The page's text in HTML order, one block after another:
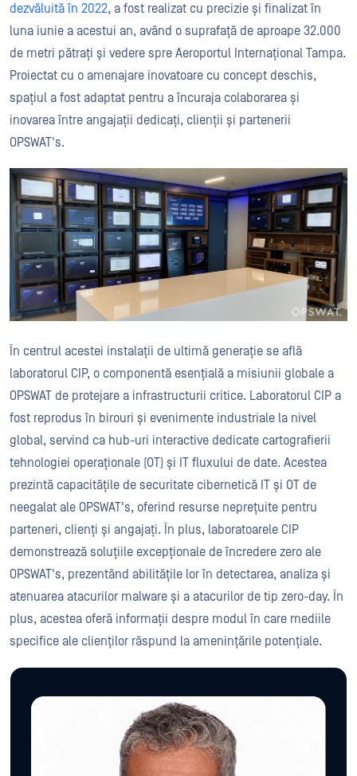
dezvăluită în 2022, a fost realizat cu precizie și finalizat în
luna iunie a acestui an, având o suprafață de aproape 32.000
de metri pătrați și vedere spre Aeroportul Internațional Tampa.
Proiectat cu o amenajare inovatoare cu concept deschis,
spațiul a fost adaptat pentru a încuraja colaborarea și
inovarea între angajații dedicați, clienții și partenerii
OPSWAT's.
În centrul acestei instalații de ultimă generație se află
laboratorul CIP, o componentă esențială a misiunii globale a
OPSWAT de protejare a infrastructurii critice. Laboratorul CIP a
fost reprodus în birouri și evenimente industriale la nivel
global, servind ca hub-uri interactive dedicate cartografierii
tehnologiei operaționale (OT) și IT fluxului de date. Acestea
prezintă capacitățile de securitate cibernetică IT și OT de
neegalat ale OPSWAT's, oferind resurse neprețuite pentru
parteneri, clienți și angajați. În plus, laboratoarele CIP
demonstrează soluțiile excepționale de încredere zero ale
OPSWAT's, prezentând abilitățile lor în detectarea, analiza și
atenuarea atacurilor malware și a atacurilor de tip zero-day. În
plus, acestea oferă informații despre modul în care mediile
specifice ale clienților răspund la amenințările potențiale.